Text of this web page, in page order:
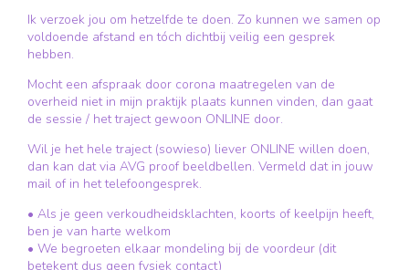
Ik verzoek jou om hetzelfde te doen. Zo kunnen we samen op
voldoende afstand en tóch dichtbij veilig een gesprek
hebben.
Mocht een afspraak door corona maatregelen van de
overheid niet in mijn praktijk plaats kunnen vinden, dan gaat
de sessie / het traject gewoon ONLINE door.
Wil je het hele traject (sowieso) liever ONLINE willen doen,
dan kan dat via AVG proof beeldbellen. Vermeld dat in jouw
mail of in het telefoongesprek.
• Als je geen verkoudheidsklachten, koorts of keelpijn heeft,
ben je van harte welkom
• We begroeten elkaar mondeling bij de voordeur (dit
betekent dus geen fysiek contact)